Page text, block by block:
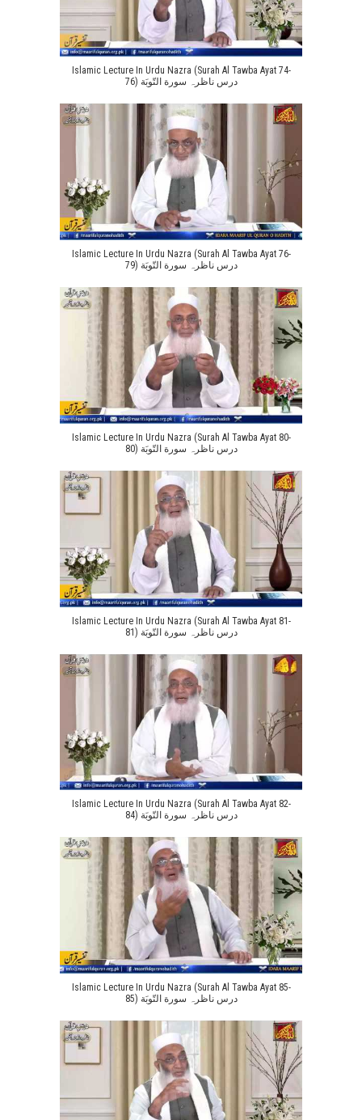
Islamic Lecture In Urdu Nazra (Surah Al Tawba Ayat 74-
76) درس ناظرہ سورة التّوبَة
Islamic Lecture In Urdu Nazra (Surah Al Tawba Ayat 76-
79) درس ناظرہ سورة التّوبَة
Islamic Lecture In Urdu Nazra (Surah Al Tawba Ayat 80-
80) درس ناظرہ سورة التّوبَة
Islamic Lecture In Urdu Nazra (Surah Al Tawba Ayat 81-
81) درس ناظرہ سورة التّوبَة
Islamic Lecture In Urdu Nazra (Surah Al Tawba Ayat 82-
84) درس ناظرہ سورة التّوبَة
Islamic Lecture In Urdu Nazra (Surah Al Tawba Ayat 85-
85) درس ناظرہ سورة التّوبَة